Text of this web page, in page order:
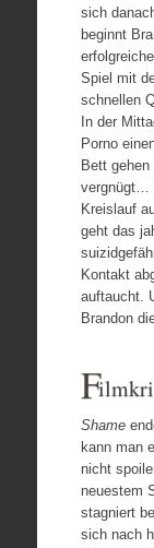
sich
beginnt
Spiel mit
schnellen
In der
Porno
Bett
vergnügt…
Kreislauf
geht das
Kontakt
auftaucht.
Brandon
F
Shame
kann man
nicht
neuestem
stagniert
sich nach